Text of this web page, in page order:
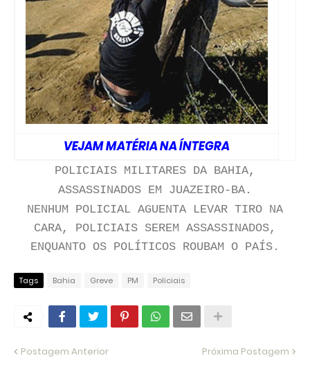
VEJAM MATÉRIA NA ÍNTEGRA
POLICIAIS MILITARES DA BAHIA,
ASSASSINADOS EM JUAZEIRO-BA.
NENHUM POLICIAL AGUENTA LEVAR TIRO NA
CARA, POLICIAIS SEREM ASSASSINADOS,
ENQUANTO OS POLÍTICOS ROUBAM O PAÍS.
Tags Bahia Greve PM Policiais
Postagem Anterior Próxima Postagem